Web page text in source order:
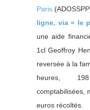
Paris
ligne, via « le
une aide
1cl Geoffroy
reversée à la
heures,
comptabilisées,
euros récoltés.